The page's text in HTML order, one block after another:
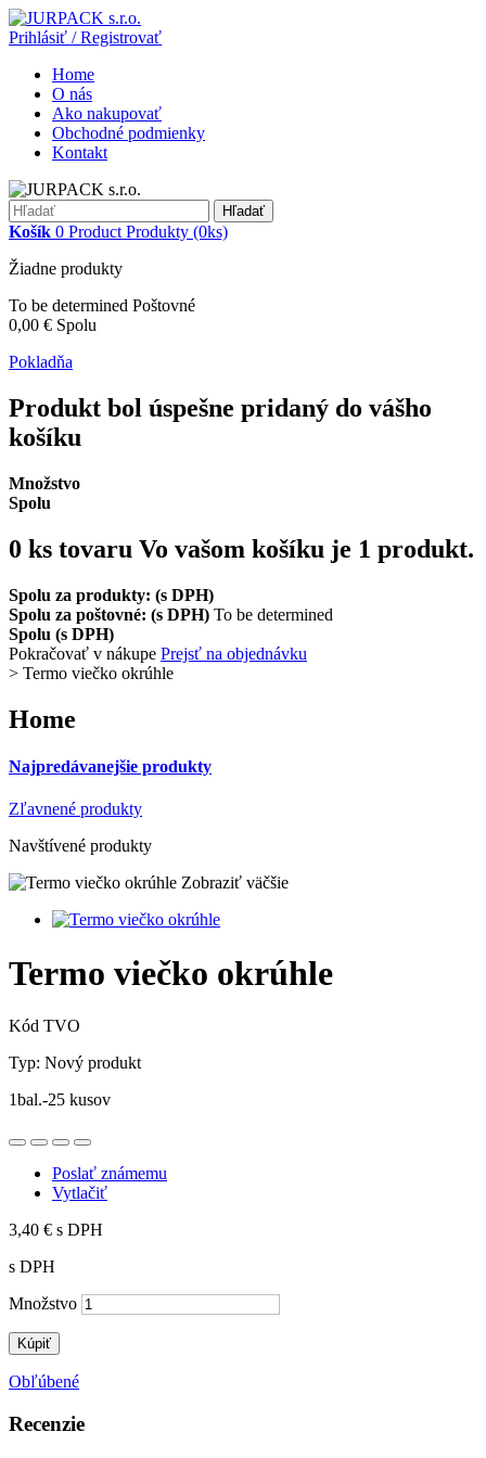
Prihlásiť / Registrovať
Home
O nás
Ako nakupovať
Obchodné podmienky
Kontakt
Hľadať
Košík 0 Product Produkty (0ks)
Žiadne produkty
To be determined Poštovné
0,00 € Spolu
Pokladňa
Produkt bol úspešne pridaný do vášho
košíku
Množstvo
Spolu
0 ks tovaru Vo vašom košíku je 1 produkt.
Spolu za produkty: (s DPH)
Spolu za poštovné: (s DPH) To be determined
Spolu (s DPH)
Pokračovať v nákupe Prejsť na objednávku
> Termo viečko okrúhle
Home
Najpredávanejšie produkty
Zľavnené produkty
Navštívené produkty
Zobraziť väčšie
Termo viečko okrúhle
Kód TVO
Typ: Nový produkt
1bal.-25 kusov
Poslať známemu
Vytlačiť
3,40 € s DPH
s DPH
Množstvo
Kúpiť
Obľúbené
Recenzie